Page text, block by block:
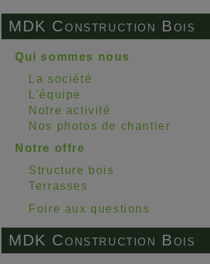
MDK Construction Bois
Qui sommes nous
La société
L'équipe
Notre activité
Nos photos de chantier
Notre offre
Structure bois
Terrasses
Foire aux questions
MDK Construction Bois